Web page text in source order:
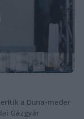
a Duna-meder
Gázgyár